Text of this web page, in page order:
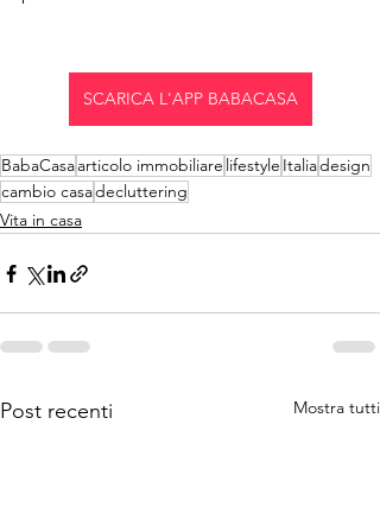
SCARICA L'APP BABACASA
BabaCasaarticolo immobiliare lifestyle Italiadesign
cambio casadecluttering
Vita in casa
Post recenti Mostra tutti